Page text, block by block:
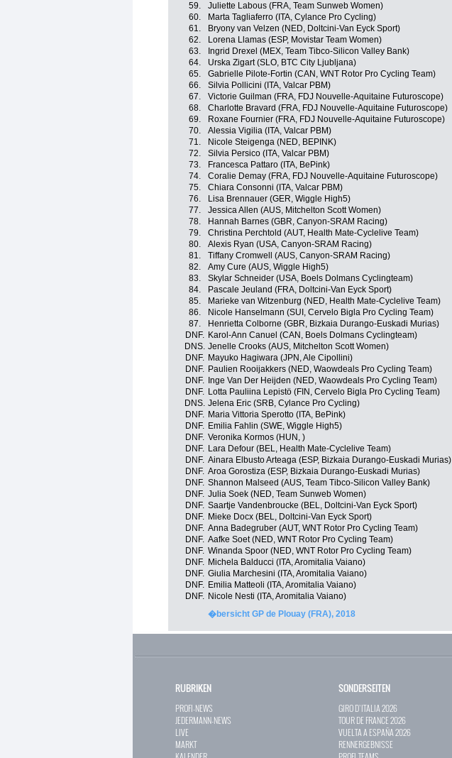
59.
Juliette Labous (FRA, Team Sunweb Women)
60.
Marta Tagliaferro (ITA, Cylance Pro Cycling)
61.
Bryony van Velzen (NED, Doltcini-Van Eyck Sport)
62.
Lorena Llamas (ESP, Movistar Team Women)
63.
Ingrid Drexel (MEX, Team Tibco-Silicon Valley Bank)
64.
Urska Zigart (SLO, BTC City Ljubljana)
65.
Gabrielle Pilote-Fortin (CAN, WNT Rotor Pro Cycling Team)
66.
Silvia Pollicini (ITA, Valcar PBM)
67.
Victorie Guilman (FRA, FDJ Nouvelle-Aquitaine Futuroscope)
68.
Charlotte Bravard (FRA, FDJ Nouvelle-Aquitaine Futuroscope)
69.
Roxane Fournier (FRA, FDJ Nouvelle-Aquitaine Futuroscope)
70.
Alessia Vigilia (ITA, Valcar PBM)
71.
Nicole Steigenga (NED, BEPINK)
72.
Silvia Persico (ITA, Valcar PBM)
73.
Francesca Pattaro (ITA, BePink)
74.
Coralie Demay (FRA, FDJ Nouvelle-Aquitaine Futuroscope)
75.
Chiara Consonni (ITA, Valcar PBM)
76.
Lisa Brennauer (GER, Wiggle High5)
77.
Jessica Allen (AUS, Mitchelton Scott Women)
78.
Hannah Barnes (GBR, Canyon-SRAM Racing)
79.
Christina Perchtold (AUT, Health Mate-Cyclelive Team)
80.
Alexis Ryan (USA, Canyon-SRAM Racing)
81.
Tiffany Cromwell (AUS, Canyon-SRAM Racing)
82.
Amy Cure (AUS, Wiggle High5)
83.
Skylar Schneider (USA, Boels Dolmans Cyclingteam)
84.
Pascale Jeuland (FRA, Doltcini-Van Eyck Sport)
85.
Marieke van Witzenburg (NED, Health Mate-Cyclelive Team)
86.
Nicole Hanselmann (SUI, Cervelo Bigla Pro Cycling Team)
87.
Henrietta Colborne (GBR, Bizkaia Durango-Euskadi Murias)
DNF. Karol-Ann Canuel (CAN, Boels Dolmans Cyclingteam)
DNS. Jenelle Crooks (AUS, Mitchelton Scott Women)
DNF. Mayuko Hagiwara (JPN, Ale Cipollini)
DNF. Paulien Rooijakkers (NED, Waowdeals Pro Cycling Team)
DNF. Inge Van Der Heijden (NED, Waowdeals Pro Cycling Team)
DNF. Lotta Pauliina Lepistö (FIN, Cervelo Bigla Pro Cycling Team)
DNS. Jelena Eric (SRB, Cylance Pro Cycling)
DNF. Maria Vittoria Sperotto (ITA, BePink)
DNF. Emilia Fahlin (SWE, Wiggle High5)
DNF. Veronika Kormos (HUN, )
DNF. Lara Defour (BEL, Health Mate-Cyclelive Team)
DNF. Ainara Elbusto Arteaga (ESP, Bizkaia Durango-Euskadi Murias)
DNF. Aroa Gorostiza (ESP, Bizkaia Durango-Euskadi Murias)
DNF. Shannon Malseed (AUS, Team Tibco-Silicon Valley Bank)
DNF. Julia Soek (NED, Team Sunweb Women)
DNF. Saartje Vandenbroucke (BEL, Doltcini-Van Eyck Sport)
DNF. Mieke Docx (BEL, Doltcini-Van Eyck Sport)
DNF. Anna Badegruber (AUT, WNT Rotor Pro Cycling Team)
DNF. Aafke Soet (NED, WNT Rotor Pro Cycling Team)
DNF. Winanda Spoor (NED, WNT Rotor Pro Cycling Team)
DNF. Michela Balducci (ITA, Aromitalia Vaiano)
DNF. Giulia Marchesini (ITA, Aromitalia Vaiano)
DNF. Emilia Matteoli (ITA, Aromitalia Vaiano)
DNF. Nicole Nesti (ITA, Aromitalia Vaiano)
�bersicht GP de Plouay (FRA), 2018
RUBRIKEN
PROFI-NEWS
JEDERMANN-NEWS
LIVE
MARKT
SONDERSEITEN
GIRO D`ITALIA 2026
TOUR DE FRANCE 2026
VUELTA A ESPAÑA 2026
RENNERGEBNISSE